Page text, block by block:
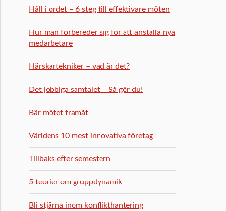
Håll i ordet – 6 steg till effektivare möten
Hur man förbereder sig för att anställa nya
medarbetare
Härskartekniker – vad är det?
Det jobbiga samtalet – Så gör du!
Bär mötet framåt
Världens 10 mest innovativa företag
Tillbaks efter semestern
5 teorier om gruppdynamik
Bli stjärna inom konflikthantering